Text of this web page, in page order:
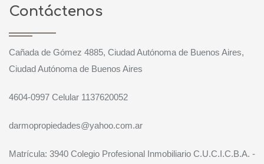
Contáctenos
Cañada de Gómez 4885, Ciudad Autónoma de Buenos Aires,
Ciudad Autónoma de Buenos Aires
4604-0997 Celular 1137620052
darmopropiedades@yahoo.com.ar
Matrícula: 3940 Colegio Profesional Inmobiliario C.U.C.I.C.B.A. -